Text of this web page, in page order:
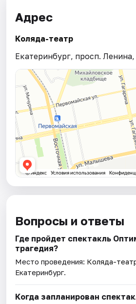
Адрес
Коляда-театр
Екатеринбург, просп. Ленина,
Вопросы и ответы
Где пройдет спектакль
трагедия?
Место проведения: Коляда-
Екатеринбург.
Когда запланирован